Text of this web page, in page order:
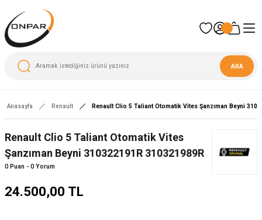
ARA
Anasayfa Renault Renault Clio 5 Taliant Otomatik Vites Şanzıman Beyni
Renault Clio 5 Taliant Otomatik Vites
Şanzıman Beyni 310322191R 310321989R
0 Puan - 0 Yorum
24.500,00 TL